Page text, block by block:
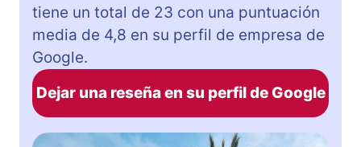
tiene un total de 23 con una puntuación
media de 4,8 en su perfil de empresa de
Google.
Dejar una reseña en su perfil de Google